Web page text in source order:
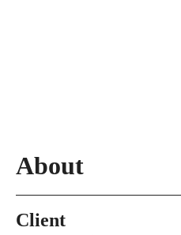
About
Client
Slide 05